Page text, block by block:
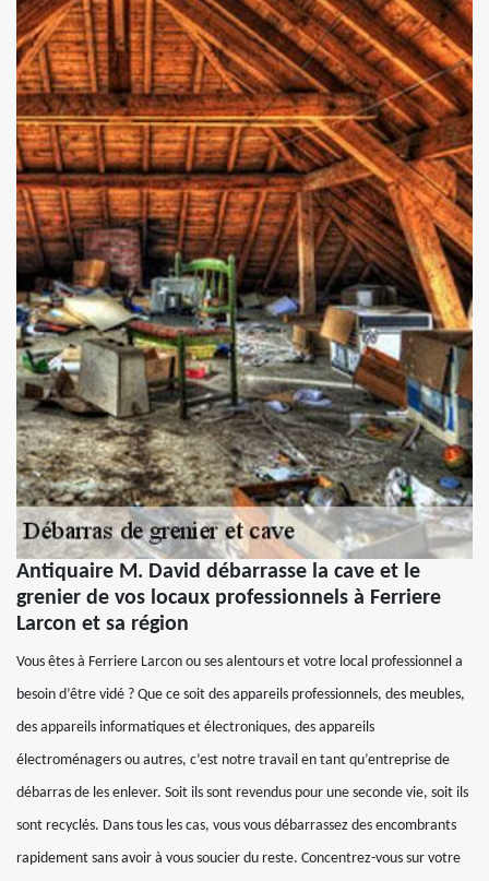
Antiquaire M. David débarrasse la cave et le
grenier de vos locaux professionnels à Ferriere
Larcon et sa région
Vous êtes à Ferriere Larcon ou ses alentours et votre local professionnel a
besoin d’être vidé ? Que ce soit des appareils professionnels, des meubles,
des appareils informatiques et électroniques, des appareils
électroménagers ou autres, c’est notre travail en tant qu’entreprise de
débarras de les enlever. Soit ils sont revendus pour une seconde vie, soit ils
sont recyclés. Dans tous les cas, vous vous débarrassez des encombrants
rapidement sans avoir à vous soucier du reste. Concentrez-vous sur votre